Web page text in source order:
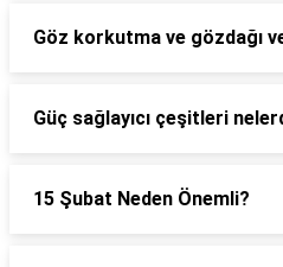
Göz korkutma ve gözdağı
Güç sağlayıcı çeşitleri
15 Şubat Neden Önemli?